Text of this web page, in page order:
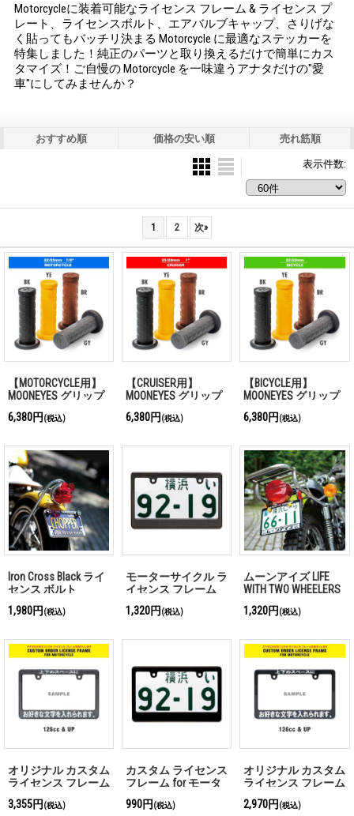
Motorcycleに装着可能なライセンス フレーム & ライセンス プ
レート、ライセンスボルト、エアバルブキャップ、さりげな
く貼ってもバッチリ決まる Motorcycle に最適なステッカーを
特集しました！純正のパーツと取り換えるだけで簡単にカス
タマイズ！ご自慢の Motorcycle を一味違うアナタだけの"愛
車"にしてみませんか？
おすすめ順 価格の安い順 売れ筋順
表示件数:
1 2 次»
【MOTORCYCLE用】
MOONEYES グリップ
6,380円 (税込)
【CRUISER用】
MOONEYES グリップ
6,380円 (税込)
【BICYCLE用】
MOONEYES グリップ
6,380円 (税込)
Iron Cross Black ライ
センス ボルト
1,980円 (税込)
モーターサイクル ラ
イセンス フレーム
ルック＜プレーン＞
1,320円 (税込)
ムーンアイズ LIFE
WITH TWO WHEELERS
フレーム for モータ
【for 126cc UP】
1,320円 (税込)
オリジナル カスタム
ライセンス フレーム
for モーターサイク
ル カーボン ファイ
3,355円 (税込)
カスタム ライセンス
フレーム for モータ
ーサイクル プレーン
990円 (税込)
オリジナル カスタム
ライセンス フレーム
for モーターサイク
ル ブラック
2,970円 (税込)